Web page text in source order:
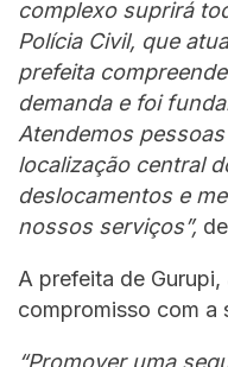
complexo suprirá
Polícia Civil, que
prefeita
demanda e foi
Atendemos
localização central
deslocamentos e
nossos serviços”,
A prefeita de
compromisso com a
“Promover uma